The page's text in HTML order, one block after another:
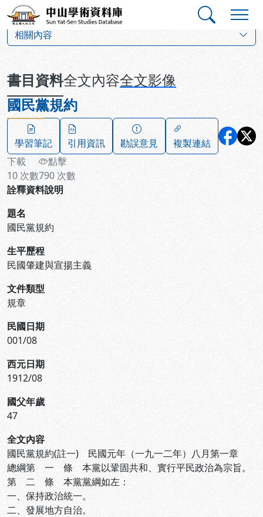
跳到主要內容
中山學術資料庫
相關內容
書目資料全文內容全文影像
國民黨規約
學習筆記 引用資訊 勘誤意見
複製連結
下載
10 次數
點擊
790 次數
詮釋資料說明
題名
國民黨規約
生平歷程
民國肇建與宣揚主義
文件類型
規章
民國日期
001/08
西元日期
1912/08
國父年歲
47
全文內容
國民黨規約(註一) 民國元年（一九一二年）八月第一章
總綱第 一 條 本黨以鞏固共和、實行平民政治為宗旨。
第 二 條 本黨黨綱如左：
一、保持政治統一。
二、發展地方自治。